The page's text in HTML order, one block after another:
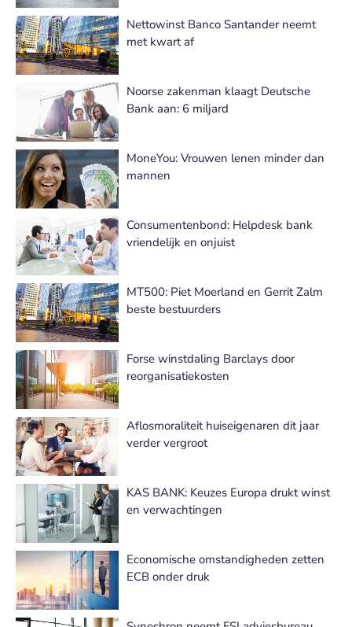
Nettowinst Banco Santander neemt
met kwart af
Noorse zakenman klaagt Deutsche
Bank aan: 6 miljard
MoneYou: Vrouwen lenen minder dan
mannen
Consumentenbond: Helpdesk bank
vriendelijk en onjuist
MT500: Piet Moerland en Gerrit Zalm
beste bestuurders
Forse winstdaling Barclays door
reorganisatiekosten
Aflosmoraliteit huiseigenaren dit jaar
verder vergroot
KAS BANK: Keuzes Europa drukt winst
en verwachtingen
Economische omstandigheden zetten
ECB onder druk